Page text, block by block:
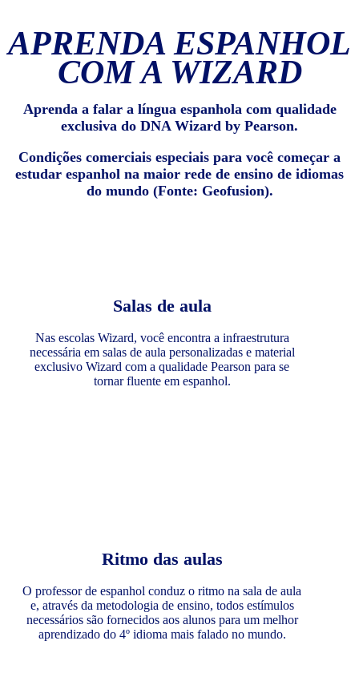
APRENDA ESPANHOL
COM A WIZARD
Aprenda a falar a língua espanhola com qualidade
exclusiva do DNA Wizard by Pearson.
Condições comerciais especiais para você começar a
estudar espanhol na maior rede de ensino de idiomas
do mundo (Fonte: Geofusion).
Salas de aula
Nas escolas Wizard, você encontra a infraestrutura
necessária em salas de aula personalizadas e material
exclusivo Wizard com a qualidade Pearson para se
tornar fluente em espanhol.
Ritmo das aulas
O professor de espanhol conduz o ritmo na sala de aula
e, através da metodologia de ensino, todos estímulos
necessários são fornecidos aos alunos para um melhor
aprendizado do 4º idioma mais falado no mundo.